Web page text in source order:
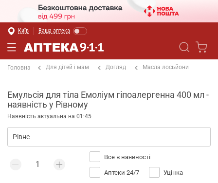
Київ Ваша аптека
Головна Для дітей і мам Догляд Масла лосьйони
Емульсія для тіла Емоліум гіпоалергенна 400 мл -
наявність у Рівному
Наявність актуальна на 01:45
Все в наявності
Аптеки 24/7 Уцінка